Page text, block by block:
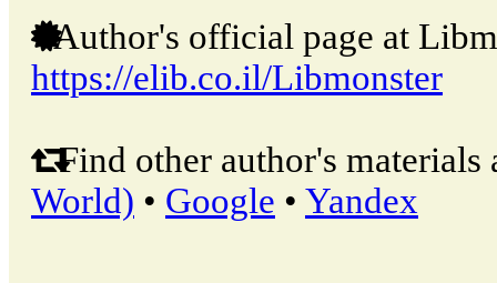
Author's official page at
https://elib.co.il/Libmonster
Find other author's materials
World) • Google • Yandex